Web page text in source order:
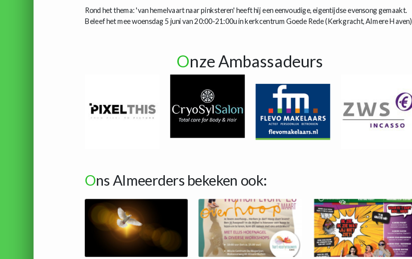
Rond het thema: 'van hemelvaart naar pinksteren' heeft hij een eenvoudige, eigentijdse evensong gemaakt.
Beleef het mee woensdag 5 juni van 20:00-21:00u in kerkcentrum Goede Rede (Kerkgracht, Almere Haven).
Onze Ambassadeurs
Ons Almeerders bekeken ook: